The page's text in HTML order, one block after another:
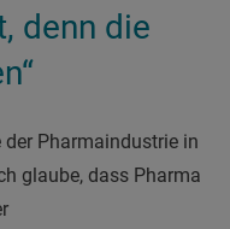
denn die
Pharmaindustrie in
glaube, dass Pharma